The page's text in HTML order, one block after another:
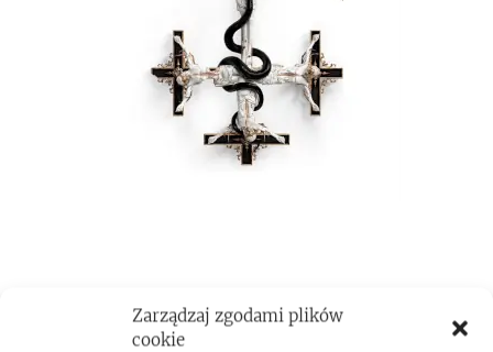
Zarządzaj zgodami plików
cookie
ROCKMETAL F***T